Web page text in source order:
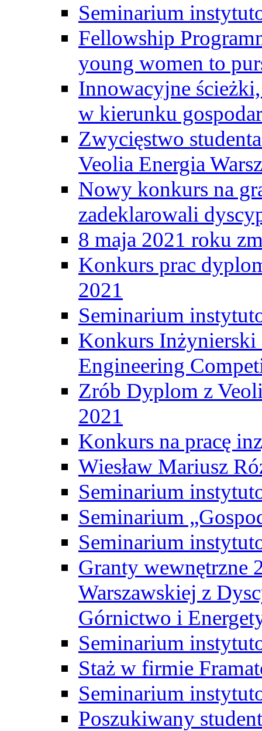
Seminarium
Fellowship
young women to
Innowacyjne
w kierunku
Zwycięstwo
Veolia Energia
Nowy konkurs na
zadeklarowali
8 maja 2021 roku
Konkurs prac
2021
Seminarium
Konkurs
Engineering
Zrób Dyplom z
2021
Konkurs na pracę
Wiesław Mariusz
Seminarium
Seminarium
Seminarium
Granty wewnętrzne
Warszawskiej z
Górnictwo i
Seminarium
Staż w firmie
Seminarium
Poszukiwany